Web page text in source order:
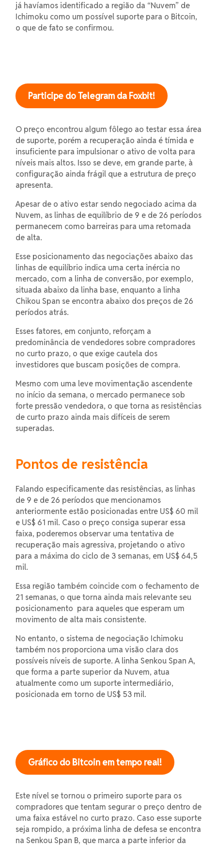
já havíamos identificado a região da “Nuvem” de
Ichimoku como um possível suporte para o Bitcoin,
o que de fato se confirmou.
Participe do Telegram da Foxbit!
O preço encontrou algum fôlego ao testar essa área
de suporte, porém a recuperação ainda é tímida e
insuficiente para impulsionar o ativo de volta para
níveis mais altos. Isso se deve, em grande parte, à
configuração ainda frágil que a estrutura de preço
apresenta.
Apesar de o ativo estar sendo negociado acima da
Nuvem, as linhas de equilíbrio de 9 e de 26 períodos
permanecem como barreiras para uma retomada
de alta.
Esse posicionamento das negociações abaixo das
linhas de equilíbrio indica uma certa inércia no
mercado, com a linha de conversão, por exemplo,
situada abaixo da linha base, enquanto a linha
Chikou Span se encontra abaixo dos preços de 26
períodos atrás.
Esses fatores, em conjunto, reforçam a
predominância de vendedores sobre compradores
no curto prazo, o que exige cautela dos
investidores que buscam posições de compra.
Mesmo com uma leve movimentação ascendente
no início da semana, o mercado permanece sob
forte pressão vendedora, o que torna as resistências
de curto prazo ainda mais difíceis de serem
superadas.
Pontos de resistência
Falando especificamente das resistências, as linhas
de 9 e de 26 períodos que mencionamos
anteriormente estão posicionadas entre US$ 60 mil
e US$ 61 mil. Caso o preço consiga superar essa
faixa, poderemos observar uma tentativa de
recuperação mais agressiva, projetando o ativo
para a máxima do ciclo de 3 semanas, em US$ 64,5
mil.
Essa região também coincide com o fechamento de
21 semanas, o que torna ainda mais relevante seu
posicionamento para aqueles que esperam um
movimento de alta mais consistente.
No entanto, o sistema de negociação Ichimoku
também nos proporciona uma visão clara dos
possíveis níveis de suporte. A linha Senkou Span A,
que forma a parte superior da Nuvem, atua
atualmente como um suporte intermediário,
posicionada em torno de US$ 53 mil.
Gráfico do Bitcoin em tempo real!
Este nível se tornou o primeiro suporte para os
compradores que tentam segurar o preço dentro de
uma faixa estável no curto prazo. Caso esse suporte
seja rompido, a próxima linha de defesa se encontra
na Senkou Span B, que marca a parte inferior da